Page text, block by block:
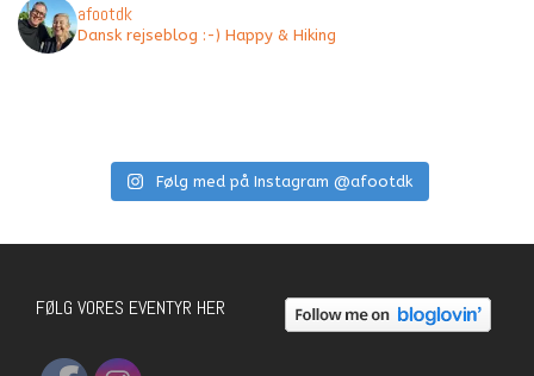
afootdk
Dansk rejseblog :-) Happy & Hiking
Følg med på Instagram @afootdk
FØLG VORES EVENTYR HER